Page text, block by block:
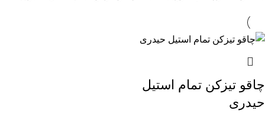
چاقو تیزکن تمام استیل
حیدری